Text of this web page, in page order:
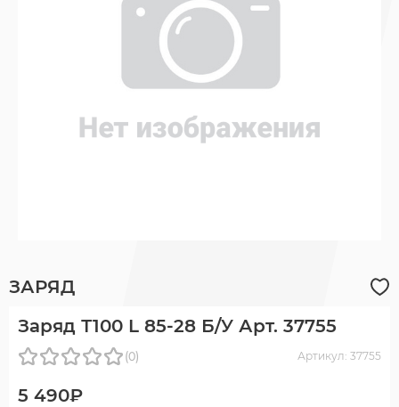
ЗАРЯД
Заряд Т100 L 85-28 Б/У Арт. 37755
(0) Артикул: 37755
5 490₽